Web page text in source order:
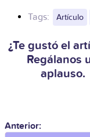
Tags: Artículo
¿Te gustó el
Regálanos
aplauso.
Anterior: